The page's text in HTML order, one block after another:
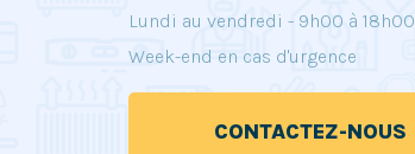
Lundi au vendredi - 9h00 à 18h00
Week-end en cas d'urgence
CONTACTEZ-NOUS